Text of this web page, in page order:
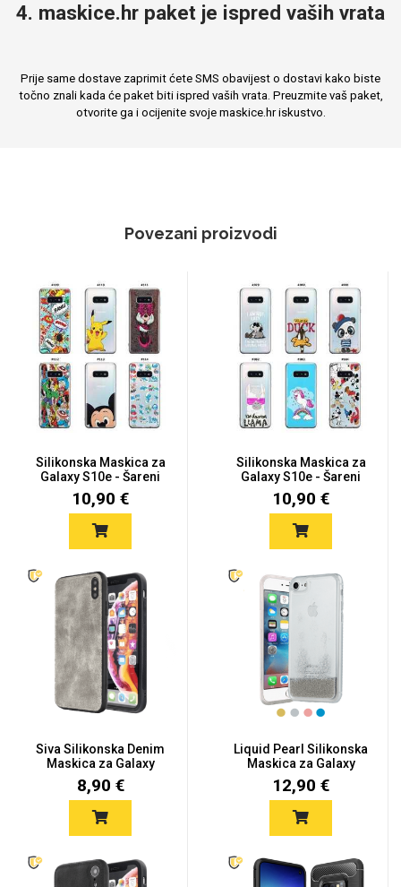
4. maskice.hr paket je ispred vaših vrata
Prije same dostave zaprimit ćete SMS obavijest o dostavi kako biste
točno znali kada će paket biti ispred vaših vrata. Preuzmite vaš paket,
otvorite ga i ocijenite svoje maskice.hr iskustvo.
Povezani proizvodi
Silikonska Maskica za
Galaxy S10e - Šareni
mot...
10,90 €
Silikonska Maskica za
Galaxy S10e - Šareni
mot...
10,90 €
Siva Silikonska Denim
Maskica za Galaxy
S10e
8,90 €
Liquid Pearl Silikonska
Maskica za Galaxy
S10e...
12,90 €